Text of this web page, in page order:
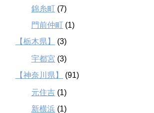
錦糸町 (7)
門前仲町 (1)
【栃木県】
(3)
宇都宮 (3)
【神奈川県】
(91)
元住吉 (1)
新横浜 (1)